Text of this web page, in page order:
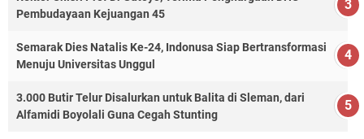
Pembudayaan Kejuangan 45
Semarak Dies Natalis Ke-24, Indonusa Siap Bertransformasi
Menuju Universitas Unggul
3.000 Butir Telur Disalurkan untuk Balita di Sleman, dari
Alfamidi Boyolali Guna Cegah Stunting